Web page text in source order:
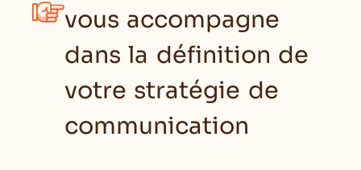
vous accompagne
dans la définition de
votre stratégie de
communication